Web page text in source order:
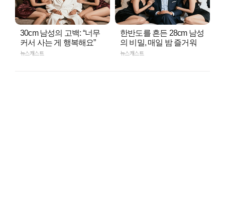
30cm 남성의 고백: “너무
커서 사는 게 행복해요”
뉴스캐스트
한반도를 흔든 28cm 남성
의 비밀, 매일 밤 즐거워
뉴스캐스트